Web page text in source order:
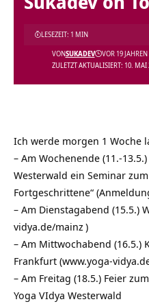
ZULETZT AKTUALISIERT: 10. MAI
VONSUKADEV VOR 19 JAHREN
LESEZEIT: 1 MIN
Ich werde morgen 1 Woche
– Am Wochenende (11.-
Westerwald ein Seminar
Fortgeschrittene“
– Am Dienstagabend (15.5.)
vidya.de/mainz )
– Am Mittwochabend (16.5.)
Frankfurt (www.yoga-
– Am Freitag (18.5.) Feier
Yoga VIdya Westerwald